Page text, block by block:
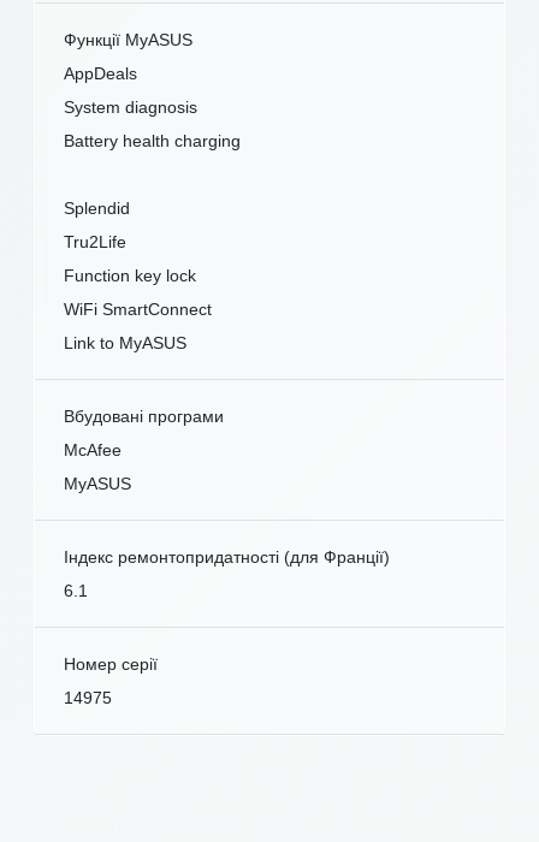
Функції MyASUS
AppDeals
System diagnosis
Battery health charging
Splendid
Tru2Life
Function key lock
WiFi SmartConnect
Link to MyASUS
Вбудовані програми
McAfee
MyASUS
Індекс ремонтопридатності (для Франції)
6.1
Номер серії
14975